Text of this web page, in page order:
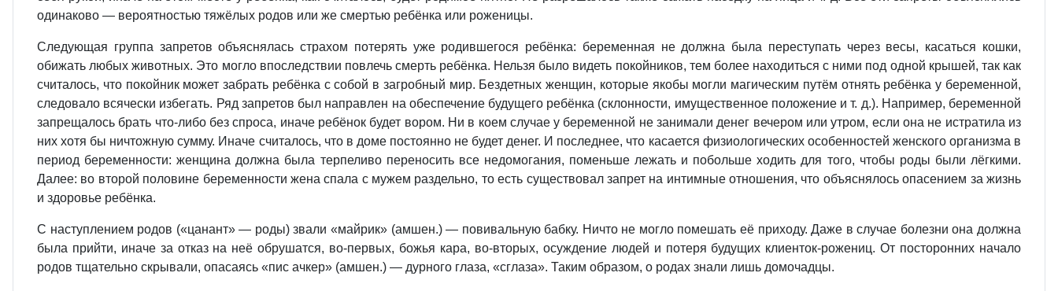
одинаково — вероятностью тяжёлых родов или же смертью ребёнка или роженицы.
Следующая группа запретов объяснялась страхом потерять уже родившегося ребёнка: беременная не должна была переступать через весы, касаться кошки,
обижать любых животных. Это могло впоследствии повлечь смерть ребёнка. Нельзя было видеть покойников, тем более находиться с ними под одной крышей, так как
считалось, что покойник может забрать ребёнка с собой в загробный мир. Бездетных женщин, которые якобы могли магическим путём отнять ребёнка у беременной,
следовало всячески избегать. Ряд запретов был направлен на обеспечение будущего ребёнка (склонности, имущественное положение и т. д.). Например, беременной
запрещалось брать что-либо без спроса, иначе ребёнок будет вором. Ни в коем случае у беременной не занимали денег вечером или утром, если она не истратила из
них хотя бы ничтожную сумму. Иначе считалось, что в доме постоянно не будет денег. И последнее, что касается физиологических особенностей женского организма в
период беременности: женщина должна была терпеливо переносить все недомогания, поменьше лежать и побольше ходить для того, чтобы роды были лёгкими.
Далее: во второй половине беременности жена спала с мужем раздельно, то есть существовал запрет на интимные отношения, что объяснялось опасением за жизнь
и здоровье ребёнка.
С наступлением родов («цанант» — роды) звали «майрик» (амшен.) — повивальную бабку. Ничто не могло помешать её приходу. Даже в случае болезни она должна
была прийти, иначе за отказ на неё обрушатся, во-первых, божья кара, во-вторых, осуждение людей и потеря будущих клиенток-рожениц. От посторонних начало
родов тщательно скрывали, опасаясь «пис ачкер» (амшен.) — дурного глаза, «сглаза». Таким образом, о родах знали лишь домочадцы.